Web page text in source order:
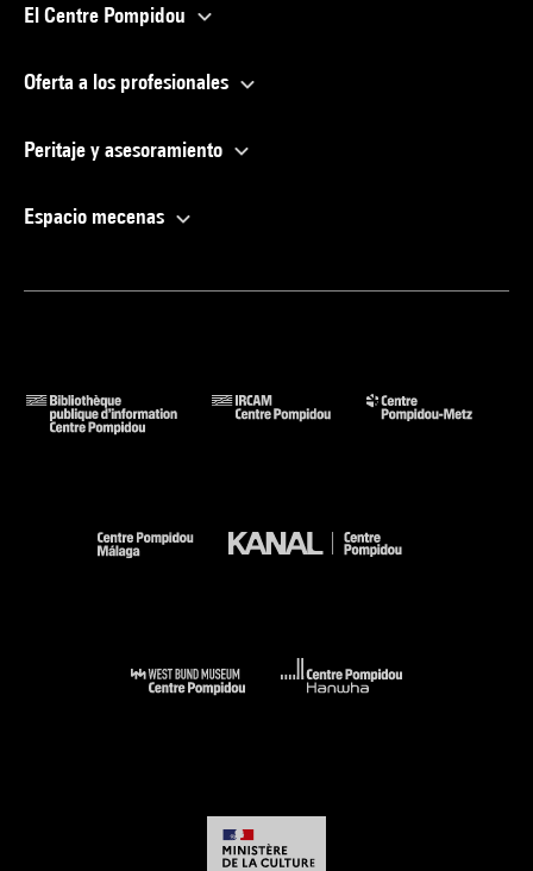
El Centre Pompidou
Oferta a los profesionales
Peritaje y asesoramiento
Espacio mecenas